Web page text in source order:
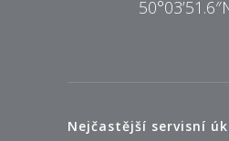
Nejčastější servisní